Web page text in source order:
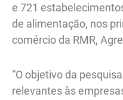
e 721
de alimentação, nos
comércio da RMR,
“O objetivo da
relevantes às